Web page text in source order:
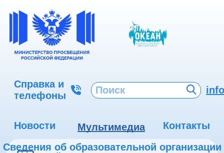
Справка и
телефоны
Новости Мультимедиа
Контакты
Сведения об образовательной организации